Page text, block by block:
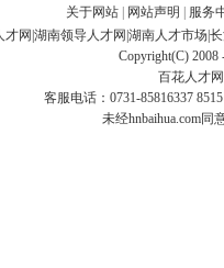
关于网站 网站声明
服务
才网 湖南领导人才网 湖南人才市场
Copyright(C) 2008
百花人才网
客服电话：0731-85816337
未经hnbaihua.com